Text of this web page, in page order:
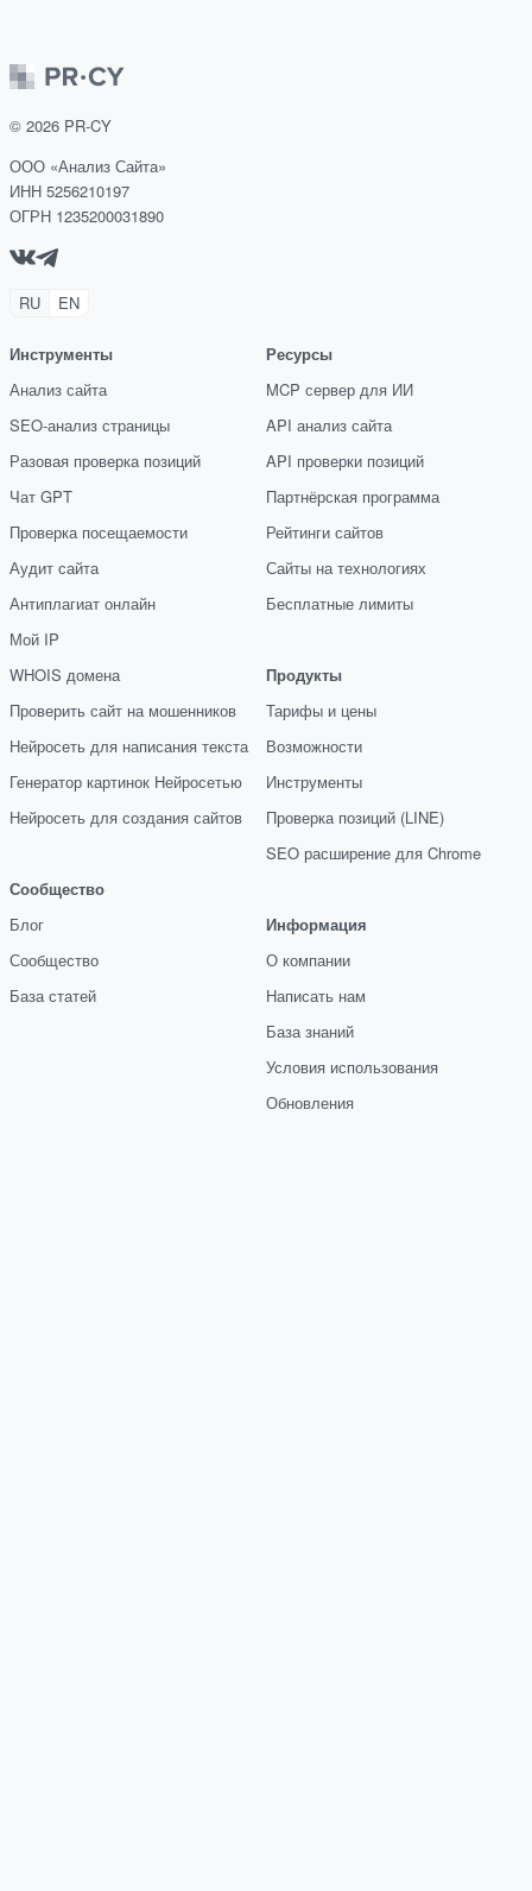
© 2026 PR-CY
ООО «Анализ Сайта»
ИНН 5256210197
ОГРН 1235200031890
RU EN
Инструменты
Анализ сайта
SEO-анализ страницы
Разовая проверка позиций
Чат GPT
Проверка посещаемости
Аудит сайта
Антиплагиат онлайн
Мой IP
WHOIS домена
Проверить сайт на мошенников
Нейросеть для написания текста
Генератор картинок Нейросетью
Нейросеть для создания сайтов
Сообщество
Блог
Сообщество
База статей
Ресурсы
MCP сервер для ИИ
API анализ сайта
API проверки позиций
Партнёрская программа
Рейтинги сайтов
Сайты на технологиях
Бесплатные лимиты
Продукты
Тарифы и цены
Возможности
Инструменты
Проверка позиций (LINE)
SEO расширение для Chrome
Информация
О компании
Написать нам
База знаний
Условия использования
Обновления